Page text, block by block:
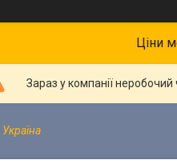
Ціни
Зараз у компанії